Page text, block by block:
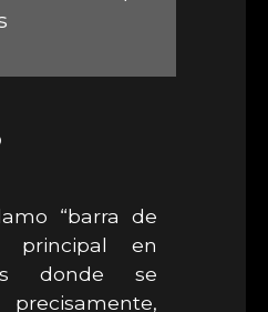
“barra de
principal en
donde se